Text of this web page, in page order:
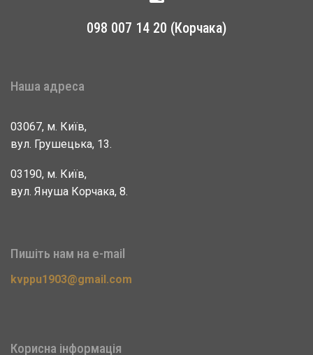
098 007 14 20 (Корчака)
Наша адреса
03067, м. Київ,
вул. Грушецька, 13.
03190, м. Київ,
вул. Януша Корчака, 8.
Пишіть нам на e-mail
kvppu1903@gmail.com
Корисна інформація